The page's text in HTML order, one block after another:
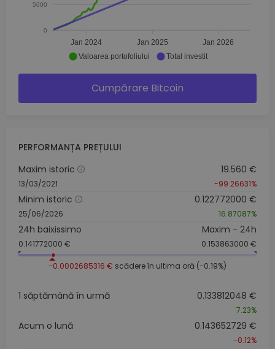
5000
0
Jan 2024 Jan 2025 Jan 2026
Valoarea portofoliului Total investit
Cumpărare Bitcoin
PERFORMANȚA PREȚULUI
Maxim istoric
13/03/2021
19.560 €
-99.26631%
Minim istoric
25/06/2026
0.122772000 €
16.87087%
24h baixissimo
0.141772000 €
Maxim - 24h
0.153863000 €
-0.0002685316 € scădere în ultima oră (-0.19%)
1 săptămână în urmă 0.133812048 €
7.23%
Acum o lună 0.143652729 €
-0.12%